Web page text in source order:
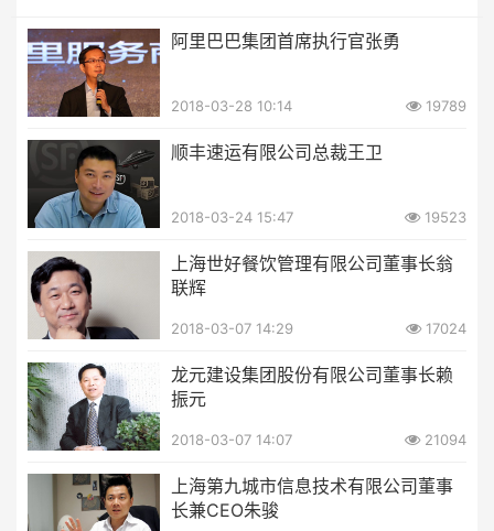
阿里巴巴集团首席执行官张勇
2018-03-28 10:14 19789
顺丰速运有限公司总裁王卫
2018-03-24 15:47 19523
上海世好餐饮管理有限公司董事长翁
联辉
2018-03-07 14:29 17024
龙元建设集团股份有限公司董事长赖
振元
2018-03-07 14:07 21094
上海第九城市信息技术有限公司董事
长兼CEO朱骏